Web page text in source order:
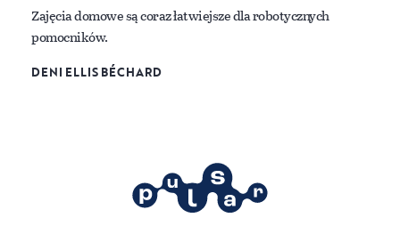
Zajęcia domowe są coraz łatwiejsze dla robotycznych
pomocników.
DENI ELLIS BÉCHARD